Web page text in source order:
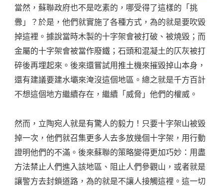
當然，蘇聯政府也不是吃素的，哪受得了這樣的「挑
釁」？於是，他們就實施了各種方式，為的就是要吹毀
掉這裡。據說當時木製的十字架會被打破、被燒毀；而
金屬的十字架會被當作廢鐵；石頭和混凝土的仄灰被打
碎後再埋起來。後來還嘗試用推土機來摧毀掉山本身，
還有建議要建水壩來淹沒這個地區。總之就是千方百計
不想這個地方繼續存在，繼續「威脅」他們的權威。
然而，立陶宛人就是有驚人的毅力！只要十字架山被毀
掉一次，他們就召集更多人去多放幾個十字架，用行動
證明他們的不滿。後來蘇聯的策略變得更加巧妙：用盡
方法禁止人們進入該地區、阻止人們參觀山，或者就是
讓警方去封鎖道路，為的就是不讓人接觸這裡。這一切